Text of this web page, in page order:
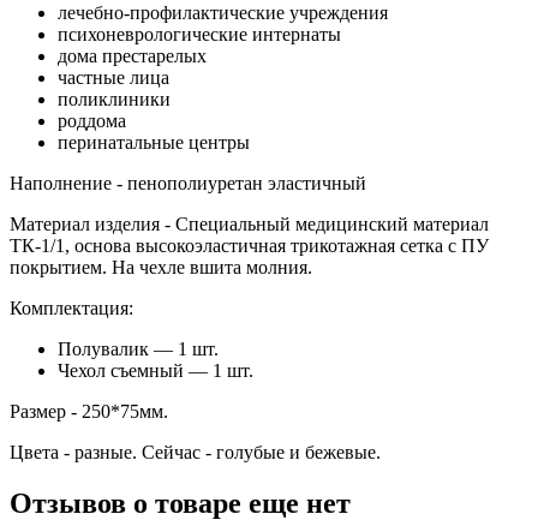
лечебно-профилактические учреждения
психоневрологические интернаты
дома престарелых
частные лица
поликлиники
роддома
перинатальные центры
Наполнение - пенополиуретан эластичный
Материал изделия - Специальный медицинский материал
ТК-1/1, основа высокоэластичная трикотажная сетка с ПУ
покрытием. На чехле вшита молния.
Комплектация:
Полувалик — 1 шт.
Чехол съемный — 1 шт.
Размер - 250*75мм.
Цвета - разные. Сейчас - голубые и бежевые.
Отзывов о товаре еще нет